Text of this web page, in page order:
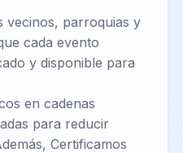
vecinos, parroquias y
cada evento
y disponible para
en cadenas
para reducir
Certificamos